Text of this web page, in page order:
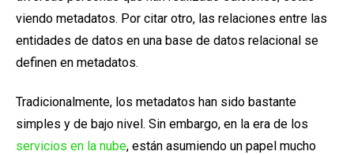
viendo metadatos. Por citar otro, las relaciones entre las
entidades de datos en una base de datos relacional se
definen en metadatos.
Tradicionalmente, los metadatos han sido bastante
simples y de bajo nivel. Sin embargo, en la era de los
servicios en la nube, están asumiendo un papel mucho